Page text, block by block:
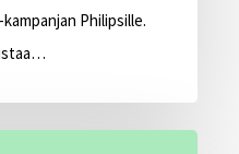
Philipsille.